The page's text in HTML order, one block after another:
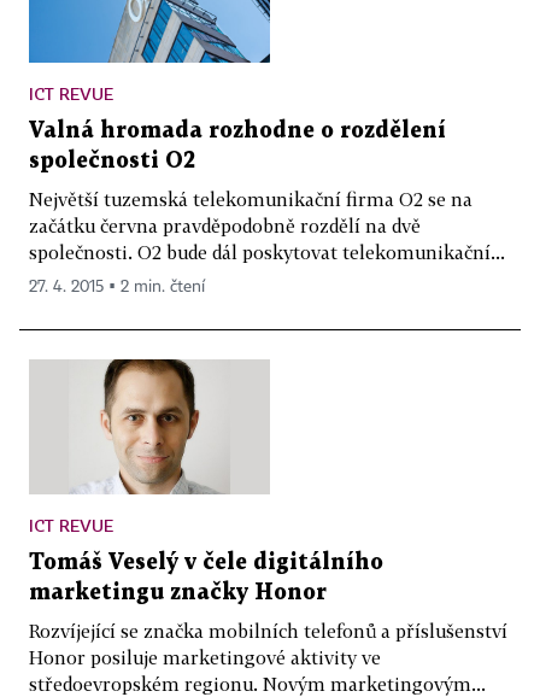
ICT REVUE
Valná hromada rozhodne o rozdělení
společnosti O2
Největší tuzemská telekomunikační firma O2 se na
začátku června pravděpodobně rozdělí na dvě
společnosti. O2 bude dál poskytovat telekomunikační...
27. 4. 2015 ▪ 2 min. čtení
ICT REVUE
Tomáš Veselý v čele digitálního
marketingu značky Honor
Rozvíjející se značka mobilních telefonů a příslušenství
Honor posiluje marketingové aktivity ve
středoevropském regionu. Novým marketingovým...